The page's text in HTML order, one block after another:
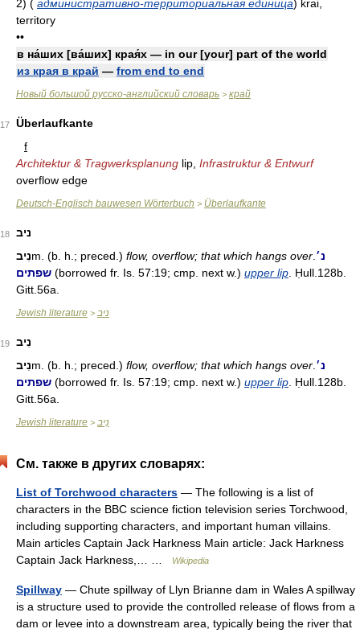
2) ( административно-территориальная единица) krai,
territory
••
в на́ших [ва́ших] края́х — in our [your] part of the world
из края в край — from end to end
Новый большой русско-английский словарь > край
17
Überlaufkante
f
Architektur & Tragwerksplanung lip, Infrastruktur & Entwurf
overflow edge
Deutsch-Englisch bauwesen Wörterbuch > Überlaufkante
18
ניב
נִיבm. (b. h.; preced.) flow, overflow; that which hangs over נ׳
שפתים (borrowed fr. Is. 57:19; cmp. next w.) upper lip . Ḥull.128b.
Gitt.56a.
Jewish literature > ניב
19
נִיב
נִיבm. (b. h.; preced.) flow, overflow; that which hangs over נ׳
שפתים (borrowed fr. Is. 57:19; cmp. next w.) upper lip . Ḥull.128b.
Gitt.56a.
Jewish literature > נִיב
См. также в других словарях:
List of Torchwood characters — The following is a list of
characters in the BBC science fiction television series Torchwood,
including supporting characters, and important human villains.
Main articles Captain Jack Harkness Main article: Jack Harkness
Captain Jack Harkness,… …
Wikipedia
Spillway — Chute spillway of Llyn Brianne dam in Wales A spillway
is a structure used to provide the controlled release of flows from a
dam or levee into a downstream area, typically being the river that